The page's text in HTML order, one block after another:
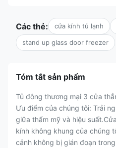
Các thẻ: cửa kính tủ lạnh
stand up glass door freezer
Tóm tắt sản phẩm
Tủ đông thương mại 3 cửa
Ưu điểm của chúng tôi: Trải
giữa thẩm mỹ và hiệu
kính không khung của chúng
cảnh không bị gián đoạn